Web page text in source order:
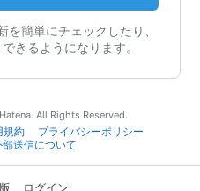
簡単にチェックしたり、
きるようになります。
All Rights Reserved.
規約
プライバシーポリシー
送信について
ログイン